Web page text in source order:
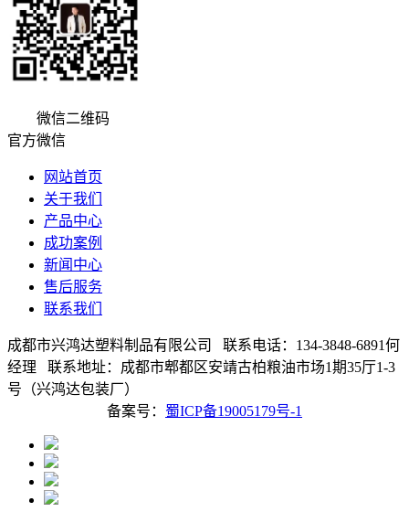
微信二维码
官方微信
网站首页
关于我们
产品中心
成功案例
新闻中心
售后服务
联系我们
成都市兴鸿达塑料制品有限公司 联系电话：134-3848-6891何
经理 联系地址：成都市郫都区安靖古柏粮油市场1期35厅1-3
号（兴鸿达包装厂）
备案号： 蜀ICP备19005179号-1